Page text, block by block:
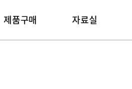
제품구매 자료실